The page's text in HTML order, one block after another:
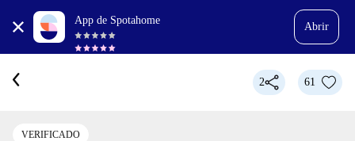
App de Spotahome
Abrir
2 61
VERIFICADO